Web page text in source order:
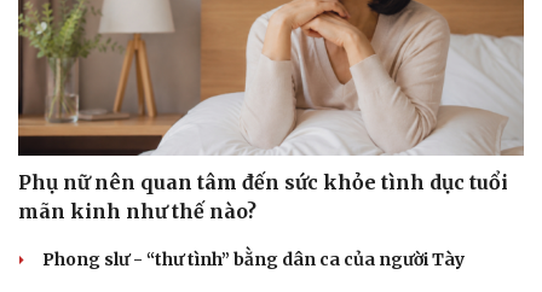
Phụ nữ nên quan tâm đến sức khỏe tình dục tuổi
mãn kinh như thế nào?
Phong slư - “thư tình” bằng dân ca của người Tày